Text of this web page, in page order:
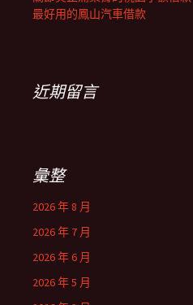
最好用的鳳山汽車借款
近期留言
彙整
2026 年 8 月
2026 年 7 月
2026 年 6 月
2026 年 5 月